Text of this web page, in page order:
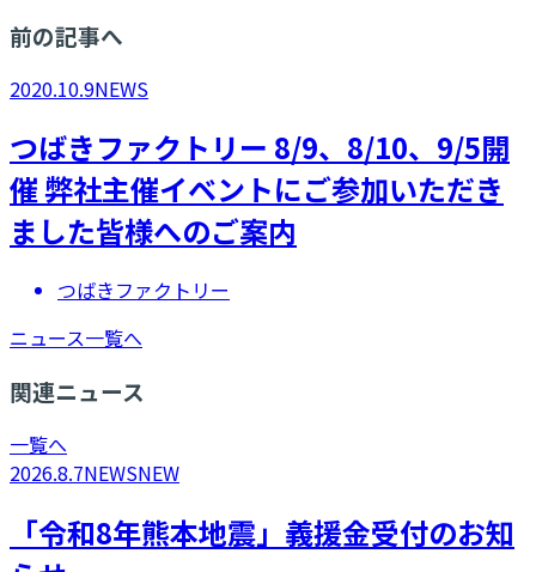
前の記事へ
2020.10.9NEWS
​つばきファクトリー 8/9、8/10、9/5開
催 弊社主催イベントにご参加いただき
ました皆様へのご案内
つばきファクトリー
ニュース一覧へ
関連ニュース
一覧へ
2026.8.7NEWSNEW
「令和8年熊本地震」義援金受付のお知